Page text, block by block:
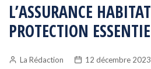
L’ASSURANCE
PROTECTION
La Rédaction 12 décembre 2023